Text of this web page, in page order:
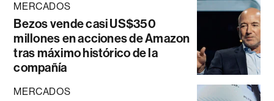
MERCADOS
Bezos vende casi US$350
millones en acciones de Amazon
tras máximo histórico de la
compañía
MERCADOS